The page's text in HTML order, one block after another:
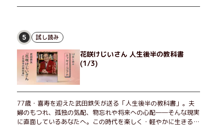
5 試し読み
花咲けじいさん 人生後半の教科書
(1/3)
77歳・喜寿を迎えた武田鉄矢が送る「人生後半の教科書」。夫
婦のもつれ、孤独の気配、物忘れや将来への心配――そんな現実
に直面しているあなたへ。この時代を楽しく・軽やかに生きるヒ